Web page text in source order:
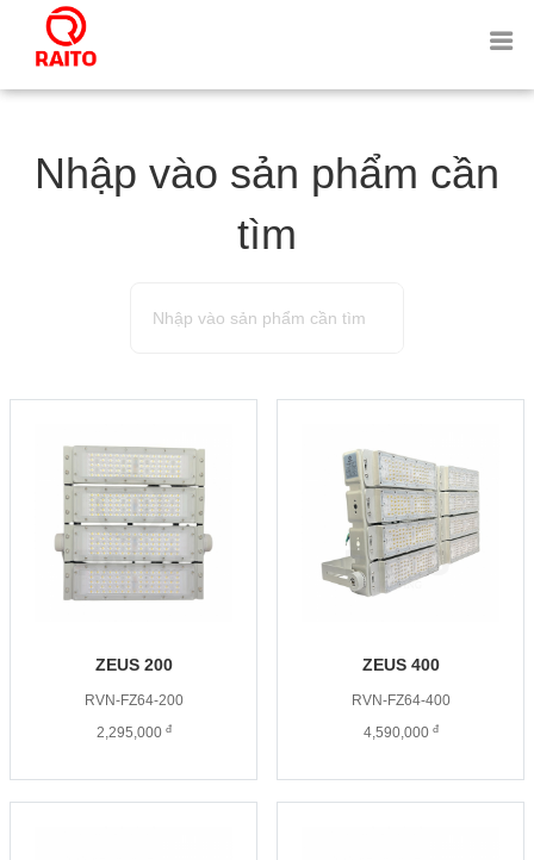
Nhập vào sản phẩm cần
tìm
ZEUS 200
RVN-FZ64-200
2,295,000 đ
ZEUS 400
RVN-FZ64-400
4,590,000 đ